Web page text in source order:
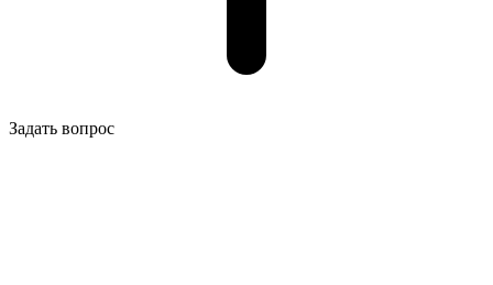
Задать вопрос